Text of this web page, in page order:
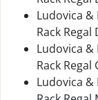
Ludovica
Rack
Ludovica
Rack Regal
Ludovica